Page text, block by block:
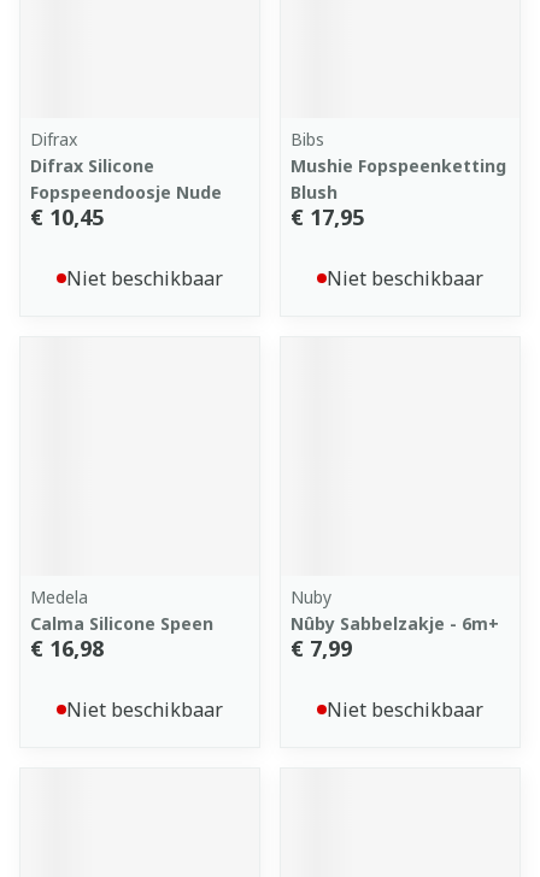
Difrax
Difrax Silicone
Fopspeendoosje Nude
€ 10,45
Niet beschikbaar
Bibs
Mushie Fopspeenketting
Blush
€ 17,95
Niet beschikbaar
Medela
Calma Silicone Speen
€ 16,98
Niet beschikbaar
Nuby
Nûby Sabbelzakje - 6m+
€ 7,99
Niet beschikbaar